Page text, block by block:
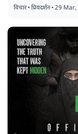
विचार•प्रियदर्शन•29 Mar,